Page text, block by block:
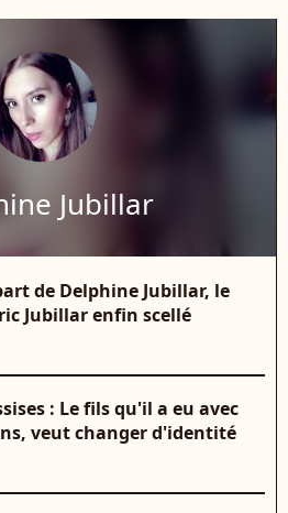
Jubillar
de Delphine Jubillar, le
Jubillar enfin scellé
: Le fils qu'il a eu avec
veut changer d'identité